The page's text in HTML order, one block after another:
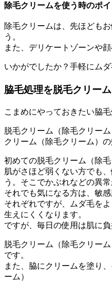
除毛クリームを使う時のポイ
除毛クリームは、先ほども
う。
また、デリケートゾーンや
いかがでしたか？手軽にム
脇毛処理を脱毛クリー
こまめにやっておきたい脇
脱毛クリーム（除毛クリー
クリーム（除毛クリーム）
初めての脱毛クリーム（除
肌がさほど弱くない方でも
う。そこでかぶれなどの異
それでも気になる方は、敏
それぞれですが、ムダ毛を
生えにくくなります。
ですが、毎日の使用は肌に
脱毛クリーム（除毛クリー
です。
また、脇にクリームを塗り
ーム）